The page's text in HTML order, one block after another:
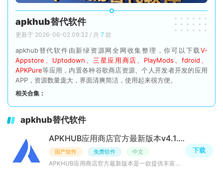
apkhub替代软件
更新于 2026-06-02 09:32 / 共 7 款
apkhub替代软件由新绿资源网全网收集整理，你可以下载V-
Appstore、Uptodown、三星应用商店、PlayMods、fdroid、
APKPure等应用，内置各种谷歌商店资源、个人开发者开发的应用
APP，资源数量庞大，界面清爽简洁，使用起来很方便。
相关合集：
apkhub替代软件
APKHUB应用商店官方最新版本v4.1.1手机版
国产软件 免费软件 中文
APKHUB应用商店官方最新版本是一款提供丰富多样的安卓应用程序下载的平台。用户可以在这里找到各种类型的应
下载